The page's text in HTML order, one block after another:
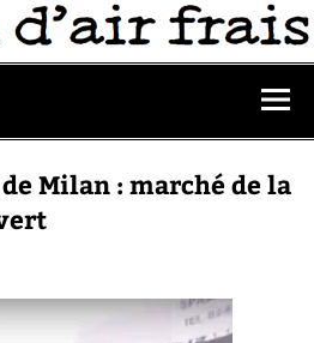
Milan : marché de la